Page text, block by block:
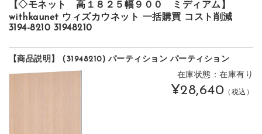
【◇モネット 高１８２５幅９００ ミディアム】
withkaunet ウィズカウネット 一括購買 コスト削減
3194-8210 31948210
【商品説明】 (31948210) パーティション パーティション
在庫状態：在庫有り
¥28,640 （税込）